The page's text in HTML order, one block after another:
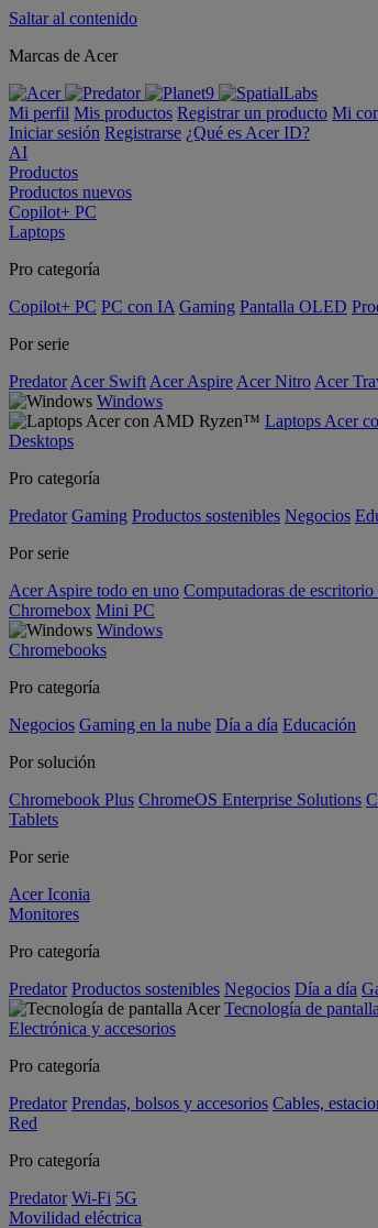
Saltar al contenido
Marcas de Acer
Mi perfil Mis productos Registrar un producto Mi
Iniciar sesión Registrarse ¿Qué es Acer ID?
AI
Productos
Productos nuevos
Copilot+ PC
Laptops
Pro categoría
Copilot+ PC PC con IA Gaming Pantalla OLED
Por serie
Predator Acer Swift Acer Aspire Acer Nitro Acer
Windows
Laptops Acer
Desktops
Pro categoría
Predator Gaming Productos sostenibles Negocios
Por serie
Acer Aspire todo en uno Computadoras de
Chromebox Mini PC
Windows
Chromebooks
Pro categoría
Negocios Gaming en la nube Día a día Educación
Por solución
Chromebook Plus ChromeOS Enterprise Solutions
Tablets
Por serie
Acer Iconia
Monitores
Pro categoría
Predator Productos sostenibles Negocios Día a día
Tecnología de
Electrónica y accesorios
Pro categoría
Predator Prendas, bolsos y accesorios Cables,
Red
Pro categoría
Predator Wi-Fi 5G
Movilidad eléctrica